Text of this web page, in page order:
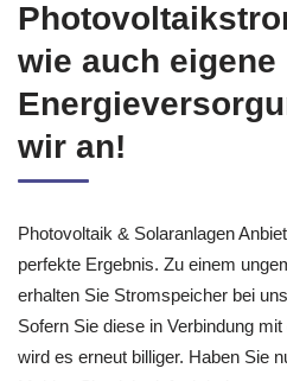
wie auch eigene
wir an!
Photovoltaik & Solaranlagen
perfekte Ergebnis. Zu einem
erhalten Sie Stromspeicher bei
Sofern Sie diese in Verbindung
wird es erneut billiger. Haben Sie